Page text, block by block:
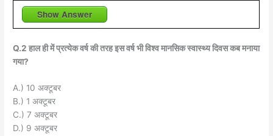
Show Answer
Q.2 हाल ही में प्रत्येक वर्ष की तरह इस वर्ष भी विश्व मानसिक स्वास्थ्य दिवस कब मनाया
गया?
A.) 10 अक्टूबर
B.) 1 अक्टूबर
C.) 7 अक्टूबर
D.) 9 अक्टूबर